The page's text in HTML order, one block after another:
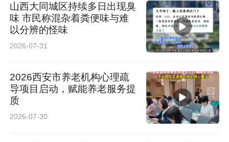
山西大同城区持续多日出现臭
味 市民称混杂着粪便味与难
以分辨的怪味
2026-07-31
2026西安市养老机构心理疏
导项目启动，赋能养老服务提
质
2026-07-30